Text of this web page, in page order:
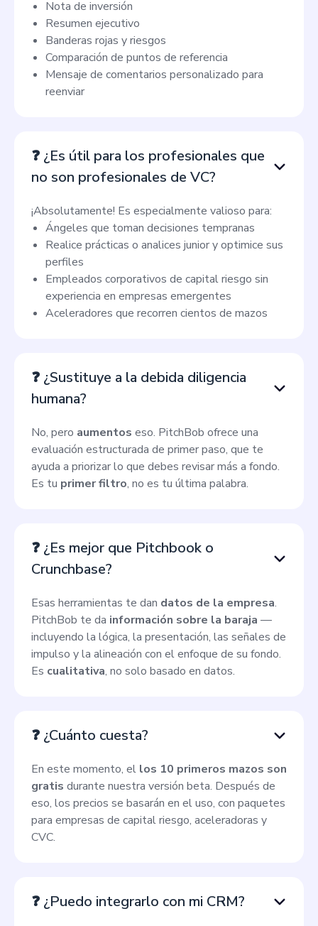
Nota de inversión
Resumen ejecutivo
Banderas rojas y riesgos
Comparación de puntos de referencia
Mensaje de comentarios personalizado para
reenviar
❓ ¿Es útil para los profesionales que
no son profesionales de VC?
¡Absolutamente! Es especialmente valioso para:
Ángeles que toman decisiones tempranas
Realice prácticas o analices junior y optimice sus
perfiles
Empleados corporativos de capital riesgo sin
experiencia en empresas emergentes
Aceleradores que recorren cientos de mazos
❓ ¿Sustituye a la debida diligencia
humana?
No, pero aumentos eso. PitchBob ofrece una
evaluación estructurada de primer paso, que te
ayuda a priorizar lo que debes revisar más a fondo.
Es tu primer filtro, no es tu última palabra.
❓ ¿Es mejor que Pitchbook o
Crunchbase?
Esas herramientas te dan datos de la empresa.
PitchBob te da información sobre la baraja —
incluyendo la lógica, la presentación, las señales de
impulso y la alineación con el enfoque de su fondo.
Es cualitativa, no solo basado en datos.
❓ ¿Cuánto cuesta?
En este momento, el los 10 primeros mazos son
gratis durante nuestra versión beta. Después de
eso, los precios se basarán en el uso, con paquetes
para empresas de capital riesgo, aceleradoras y
CVC.
❓ ¿Puedo integrarlo con mi CRM?